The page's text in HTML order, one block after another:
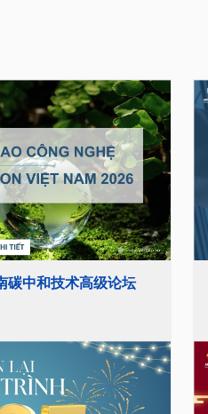
碳中和技术高级论坛